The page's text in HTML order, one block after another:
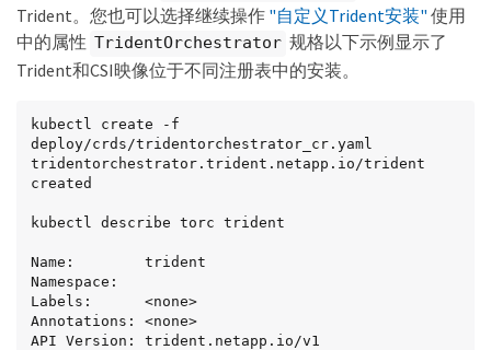
Trident。您也可以选择继续操作 "自定义Trident安装" 使用
中的属性 TridentOrchestrator 规格以下示例显示了
Trident和CSI映像位于不同注册表中的安装。
kubectl create -f
deploy/crds/tridentorchestrator_cr.yaml
tridentorchestrator.trident.netapp.io/trident
created
kubectl describe torc trident
Name:        trident
Namespace:
Labels:      <none>
Annotations: <none>
API Version: trident.netapp.io/v1